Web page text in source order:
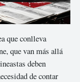
que conlleva
que van más allá
deben
de contar